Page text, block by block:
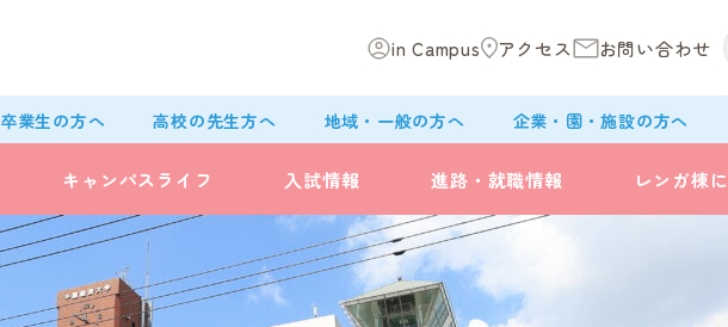
in Campus アクセス お問い合わせ
キャンパスライフ 入試情報 進路・就職情報 レンガ棟
卒業生の方へ 高校の先生方へ 地域・一般の方へ 企業・園・施設の方へ